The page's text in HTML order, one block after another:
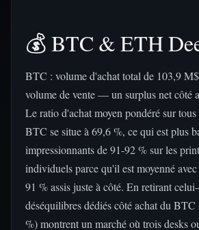
💰 BTC & ETH
BTC : volume d'achat total de 103,9
volume de vente — un surplus net côté
Le ratio d'achat moyen pondéré sur tous
BTC se situe à 69,6 %, ce qui est plus
impressionnants de 91-92 % sur les
individuels parce qu'il est moyenné
91 % assis juste à côté. En retirant
déséquilibres dédiés côté achat du
%) montrent un marché où trois desks